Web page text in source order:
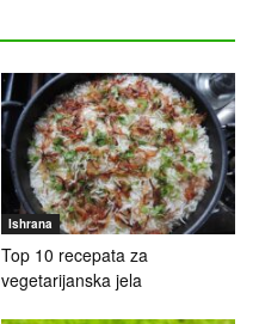
Ishrana
Top 10 recepata za
vegetarijanska jela